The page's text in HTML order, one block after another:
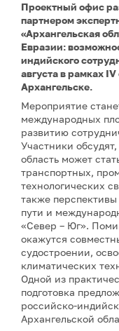
Проектный офис
партнером
«Архангельская
Евразии:
индийского
августа в рамках
Архангельске.
Мероприятие
международных
развитию
Участники
область может
транспортных,
технологических
также
пути и
«Север – Юг».
окажутся
судостроении,
климатических
Одной из
подготовка
российско-
Архангельской